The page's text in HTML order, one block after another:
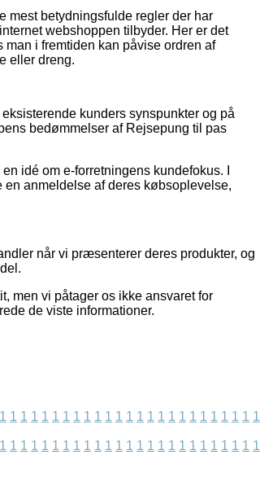
mest betydningsfulde regler der har
webshoppen tilbyder. Her er det
i fremtiden kan påvise ordren af
eller dreng.
kunders synspunkter og på
bedømmelser af Rejsepung til pas
idé om e-forretningens kundefokus. I
anmeldelse af deres købsoplevelse,
når vi præsenterer deres produkter, og
men vi påtager os ikke ansvaret for
de viste informationer.
1 1 1 1 1 1 1 1 1 1 1 1 1 1 1 1 1 1 1 1 1 1 1 1 1
1 1 1 1 1 1 1 1 1 1 1 1 1 1 1 1 1 1 1 1 1 1 1 1 1